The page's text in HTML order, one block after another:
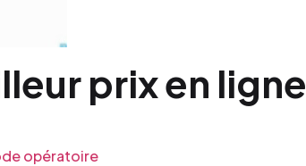
prix en ligne
opératoire